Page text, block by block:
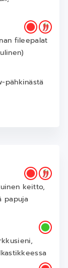
fileepalat
pähkinästä
keitto,
papuja